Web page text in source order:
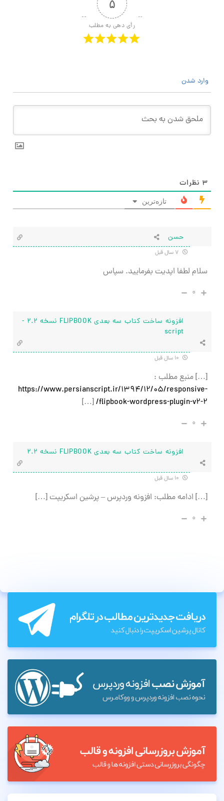
۵
رأی دهی به مطلب
وارد شدن
۳ نظرات
تازه‌ترین
حسن
سلام لطفا اپدیت بفرمایید. سپاس
۰
افزونه ساخت کتاب سه بعدی FLIPBOOK نسخه 2.2 -
script
[…] منبع مطلب :
https://www.persianscript.ir/1394/12/05/responsive-
flipbook-wordpress-plugin-v2-2/
[…]
۰
افزونه ساخت کتاب سه بعدی FLIPBOOK نسخه 2.2
[…] ادامه مطلب: افزونه وردپرس – پرشین اسکریپت […]
۰